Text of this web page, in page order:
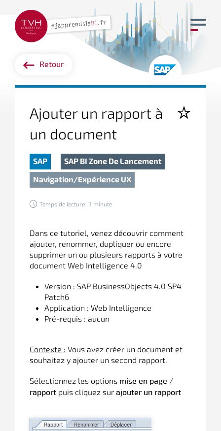
Retour
Ajouter un rapport à
un document
SAP
SAP BI Zone De Lancement
Navigation/expérience UX
Temps de lecture : 1 minute
Dans ce tutoriel, venez découvrir comment
ajouter, renommer, dupliquer ou encore
supprimer un ou plusieurs rapports à votre
document Web Intelligence 4.0
Version : SAP BusinessObjects 4.0 SP4
Patch6
Application : Web Intelligence
Pré-requis : aucun
Contexte : Vous avez créer un document et
souhaitez y ajouter un second rapport.
Sélectionnez les options mise en page /
rapport puis cliquez sur ajouter un rapport